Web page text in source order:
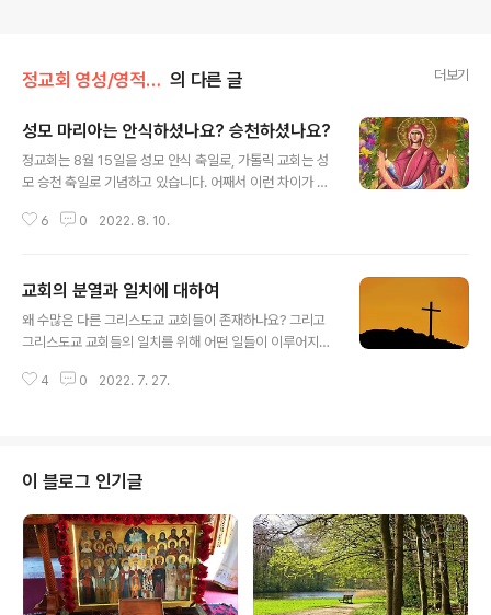
정교회 영성/영적 아버지에게 듣다 의 다른 글 더보기
성모 마리아는 안식하셨나요? 승천하셨나요?
정교회는 8월 15일을 성모 안식 축일로, 가톨릭 교회는 성
모 승천 축일로 기념하고 있습니다. 어째서 이런 차이가 나
교회의 전승에 의하면 우리 주 예수 그리스도의 어머니이
셨다고 전해지며, 그 무덤 위에 건축된 성모 마리아 안식 성
당은 오늘날까지도 보존되어 있습니다. 또한 1054년 교회
가 동서로 분리되기 이전에 만들어진 성모 마리아의 안식
곳곳에 있는 여러 박물관에 보존되어 있으며, 뮌헨의 박물
6 0 2022. 8. 10.
교회의 분열과 일치에 대하여
왜 수많은 다른 그리스도교 교회들이 존재하나요? 그리고
그리스도교 교회들의 일치를 위해 어떤 일들이 이루어지고
있듯이 사도들께서는 도시마다 교회를 세우시고 주교를 세
제들이 발생하였을 때는 가까운 지역의 주교들이 함께 모
이는 지역 공의회(지역 주교 회의)를 통해 대처하였습니다.
모든 교회와 관련된 보편적인 문제가 있을 때는 세계 모든
지역 교회의 주교들이 함께 모이는 세계 공의회를 개최하
여 문제를 해결하였습니다. 그리하여 4세기부터 8세기까
지 총 7번의 세계 공의회가 열렸고, ..
4 0 2022. 7. 27.
이 블로그 인기글